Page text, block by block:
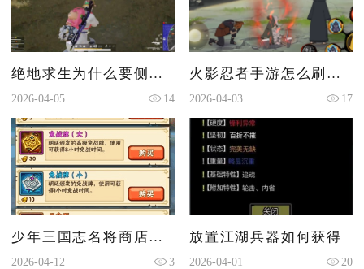
绝地求生为什么要侧身打
2026-04-05 14
火影忍者手游怎么刷精力值
2026-04-03 17
少年三国志名将商店换什么
2026-04-12 3
放置江湖兵器如何获得
2026-04-01 20